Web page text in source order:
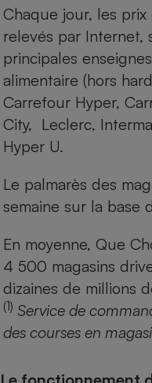
Chaque jour, les
relevés par Internet,
principales
alimentaire (hors
Carrefour Hyper,
City, Leclerc,
Hyper U.
Le palmarès des
semaine sur la base
En moyenne, Que
4 500 magasins
dizaines de millions
(1) Service de
des courses en